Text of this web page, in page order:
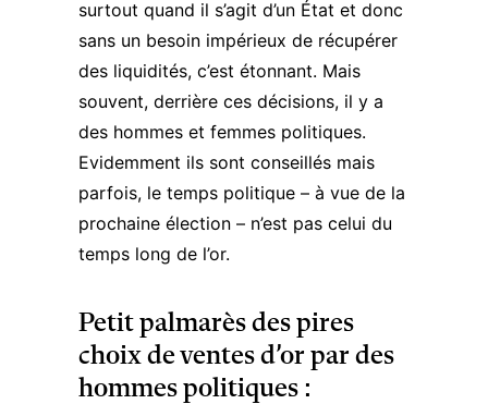
surtout quand il s’agit d’un État et donc
sans un besoin impérieux de récupérer
des liquidités, c’est étonnant. Mais
souvent, derrière ces décisions, il y a
des hommes et femmes politiques.
Evidemment ils sont conseillés mais
parfois, le temps politique – à vue de la
prochaine élection – n’est pas celui du
temps long de l’or.
Petit palmarès des pires
choix de ventes d’or par des
hommes politiques :